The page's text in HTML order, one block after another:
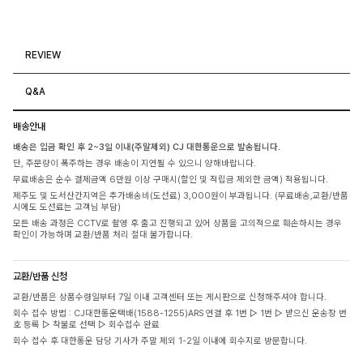
REVIEW
Q&A
배송안내
배송은 입금 확인 후 2~3일 이내(주말제외) CJ 대한통운으로 발송됩니다.
단, 주문량이 폭주하는 경우 배송이 지연될 수 있으니 양해바랍니다.
무료배송은 순수 결제금액 6만원 이상 구매시(할인 및 적립금 제외한 금액) 적용됩니다.
제주도 및 도서산간지역은 추가배송비(도선료) 3,000원이 부과됩니다. (무료배송,교환/반품
시에도 도선료는 고객님 부담)
모든 배송 과정은 CCTV로 촬영 후 출고 진행되고 있어 상품을 고의적으로 훼손하시는 경우
확인이 가능하며 교환/반품 처리 절대 불가합니다.
교환/반품 신청
교환/반품은 상품수령일부터 7일 이내 고객센터 또는 게시판으로 신청해주셔야 합니다.
회수 접수 방법 : CJ대한통운택배(1588-1255)ARS 연결 후 1번 ▷ 1번 ▷ 받으신 운송장 번
호 등록 ▷ 착불로 선택 ▷ 회수접수 완료
회수 접수 후 대한통운 담당 기사가 주말 제외 1-2일 이내에 회수지로 방문합니다.